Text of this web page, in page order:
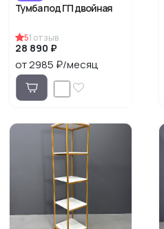
Тумба под ГП двойная
51 отзыв
28 890 ₽
от 2985 ₽/месяц